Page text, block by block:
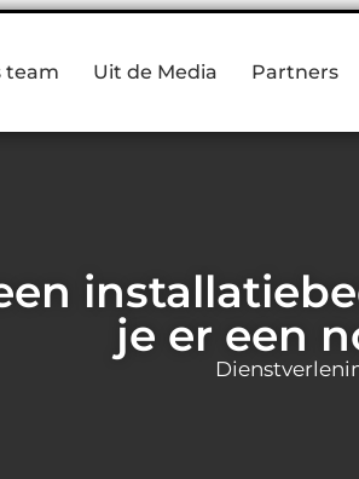
team Uit de Media Partners
je er een